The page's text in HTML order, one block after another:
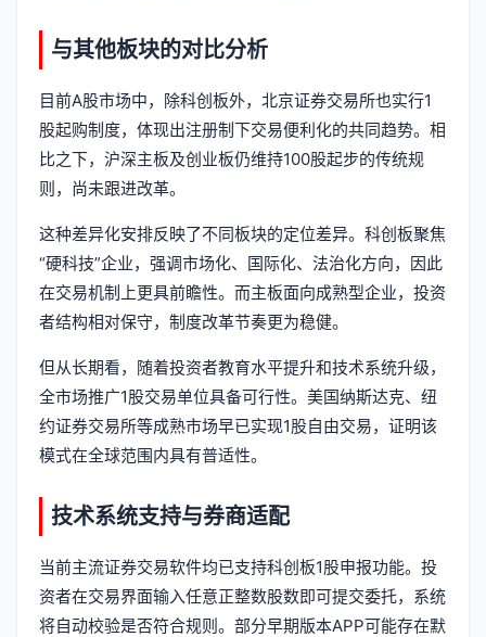
与其他板块的对比分析
目前A股市场中，除科创板外，北京证券交易所也实行1
股起购制度，体现出注册制下交易便利化的共同趋势。相
比之下，沪深主板及创业板仍维持100股起步的传统规
则，尚未跟进改革。
这种差异化安排反映了不同板块的定位差异。科创板聚焦
“硬科技”企业，强调市场化、国际化、法治化方向，因此
在交易机制上更具前瞻性。而主板面向成熟型企业，投资
者结构相对保守，制度改革节奏更为稳健。
但从长期看，随着投资者教育水平提升和技术系统升级，
全市场推广1股交易单位具备可行性。美国纳斯达克、纽
约证券交易所等成熟市场早已实现1股自由交易，证明该
模式在全球范围内具有普适性。
技术系统支持与券商适配
当前主流证券交易软件均已支持科创板1股申报功能。投
资者在交易界面输入任意正整数股数即可提交委托，系统
将自动校验是否符合规则。部分早期版本APP可能存在默